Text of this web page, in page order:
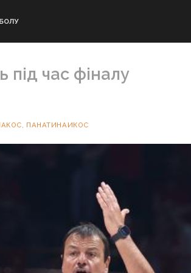
під час фіналу
ПАНАТИНАИКОС